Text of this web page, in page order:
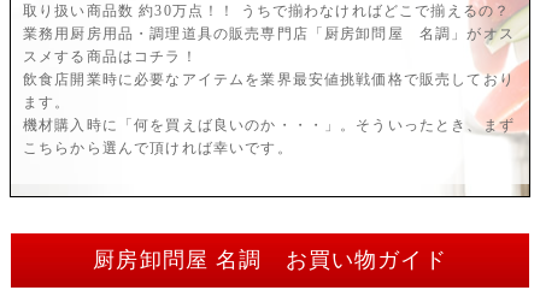
取り扱い商品数 約30万点！！ うちで揃わなければどこで揃えるの？
業務用厨房用品・調理道具の販売専門店「厨房卸問屋 名調」がオス
スメする商品はコチラ！
飲食店開業時に必要なアイテムを業界最安値挑戦価格で販売しており
ます。
機材購入時に「何を買えば良いのか・・・」。そういったとき、まず
こちらから選んで頂ければ幸いです。
厨房卸問屋 名調 お買い物ガイド